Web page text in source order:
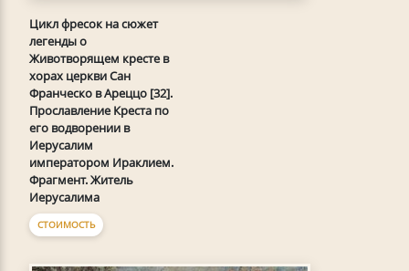
Цикл фресок на сюжет
легенды о
Животворящем кресте в
хорах церкви Сан
Франческо в Ареццо [32].
Прославление Креста по
его водворении в
Иерусалим
императором Ираклием.
Фрагмент. Житель
Иерусалима
СТОИМОСТЬ